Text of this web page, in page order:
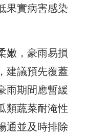
果實病害感染
嫩，豪雨易損
建議預先覆蓋
雨期間應暫緩
類蔬菜耐淹性
通並及時排除